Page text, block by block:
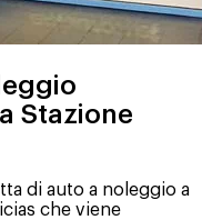
Stazione
di auto a noleggio a
che viene